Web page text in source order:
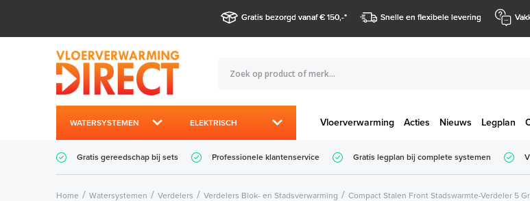
Gratis bezorgd vanaf € 150,-* Snelle en flexibele levering
WATERSYSTEMEN ELEKTRISCH Vloerverwarming Acties Nieuws Legplan
Gratis gereedschap bij sets Professionele klantenservice Gratis legplan bij complete systemen
Home Watersystemen Verdelers Verdelers Blok- en Stadsverwarming Compact Stalen Front Stadswarmte-Verdeler 5